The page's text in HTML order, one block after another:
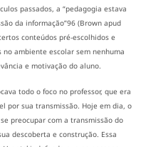
passados, a “pedagogia estava
da informação”96 (Brown apud
conteúdos pré-escolhidos e
ambiente escolar sem nenhuma
e motivação do aluno.
todo o foco no professor, que era
por sua transmissão. Hoje em dia, o
preocupar com a transmissão do
descoberta e construção. Essa